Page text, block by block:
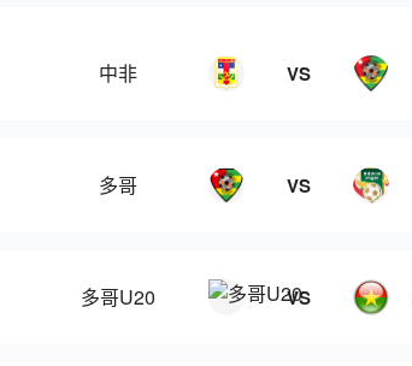
中非 VS
多哥 VS
多哥U20 VS